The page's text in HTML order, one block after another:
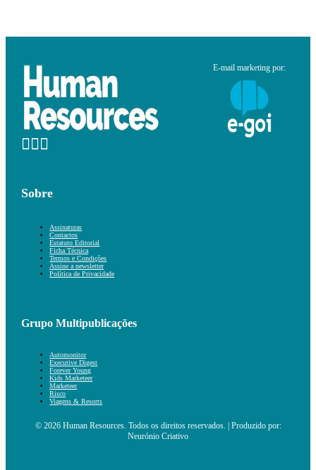
E-mail marketing por:
Sobre
Assinaturas
Contactos
Estatuto Editorial
Ficha Técnica
Termos e Condições
Assine a newsletter
Política de Privacidade
Grupo Multipublicações
Automonitor
Executive Digest
Forever Young
Kids Marketeer
Marketeer
Risco
Viagens & Resorts
© 2026 Human Resources. Todos os direitos reservados. | Produzido por:
Neurónio Criativo